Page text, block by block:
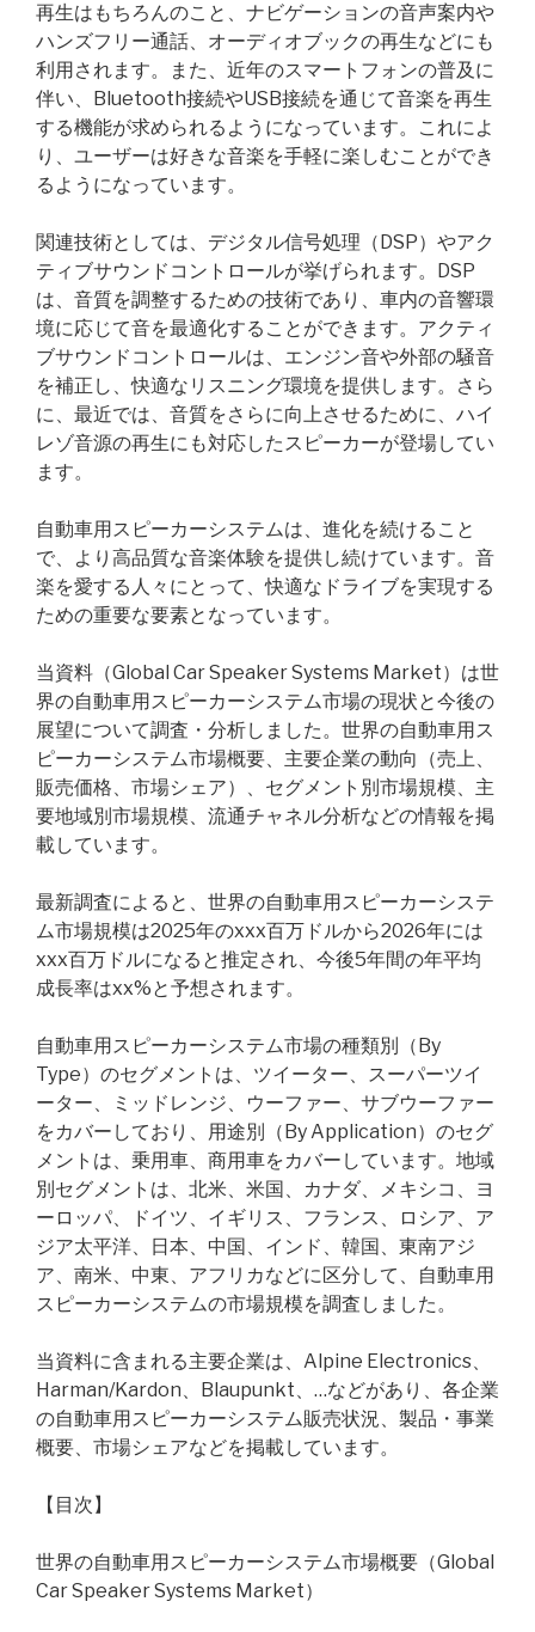
再生はもちろんのこと、ナビゲーションの音声案内や
ハンズフリー通話、オーディオブックの再生などにも
利用されます。また、近年のスマートフォンの普及に
伴い、Bluetooth接続やUSB接続を通じて音楽を再生
する機能が求められるようになっています。これによ
り、ユーザーは好きな音楽を手軽に楽しむことができ
るようになっています。
関連技術としては、デジタル信号処理（DSP）やアク
ティブサウンドコントロールが挙げられます。DSP
は、音質を調整するための技術であり、車内の音響環
境に応じて音を最適化することができます。アクティ
ブサウンドコントロールは、エンジン音や外部の騒音
を補正し、快適なリスニング環境を提供します。さら
に、最近では、音質をさらに向上させるために、ハイ
レゾ音源の再生にも対応したスピーカーが登場してい
ます。
自動車用スピーカーシステムは、進化を続けること
で、より高品質な音楽体験を提供し続けています。音
楽を愛する人々にとって、快適なドライブを実現する
ための重要な要素となっています。
当資料（Global Car Speaker Systems Market）は世
界の自動車用スピーカーシステム市場の現状と今後の
展望について調査・分析しました。世界の自動車用ス
ピーカーシステム市場概要、主要企業の動向（売上、
販売価格、市場シェア）、セグメント別市場規模、主
要地域別市場規模、流通チャネル分析などの情報を掲
載しています。
最新調査によると、世界の自動車用スピーカーシステ
ム市場規模は2025年のxxx百万ドルから2026年には
xxx百万ドルになると推定され、今後5年間の年平均
成長率はxx%と予想されます。
自動車用スピーカーシステム市場の種類別（By
Type）のセグメントは、ツイーター、スーパーツイ
ーター、ミッドレンジ、ウーファー、サブウーファー
をカバーしており、用途別（By Application）のセグ
メントは、乗用車、商用車をカバーしています。地域
別セグメントは、北米、米国、カナダ、メキシコ、ヨ
ーロッパ、ドイツ、イギリス、フランス、ロシア、ア
ジア太平洋、日本、中国、インド、韓国、東南アジ
ア、南米、中東、アフリカなどに区分して、自動車用
スピーカーシステムの市場規模を調査しました。
当資料に含まれる主要企業は、Alpine Electronics、
Harman/Kardon、Blaupunkt、…などがあり、各企業
の自動車用スピーカーシステム販売状況、製品・事業
概要、市場シェアなどを掲載しています。
【目次】
世界の自動車用スピーカーシステム市場概要（Global
Car Speaker Systems Market）